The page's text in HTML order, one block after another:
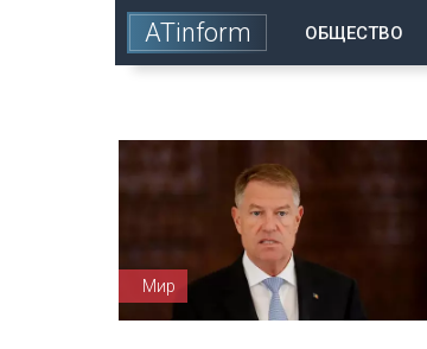
ATinform ОБЩЕСТВО
Мир